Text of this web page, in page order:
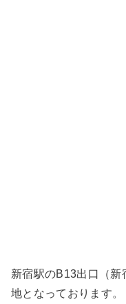
新宿駅のB13出口（新
地となっております。